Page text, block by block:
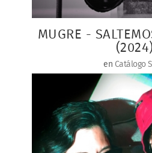
MUGRE -
en Catálogo